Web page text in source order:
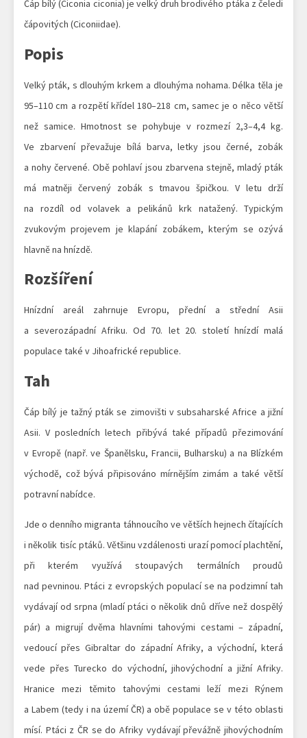
Čáp bílý (Ciconia ciconia) je velký druh brodivého ptáka z čeledi
čápovitých (Ciconiidae).
Popis
Velký pták, s dlouhým krkem a dlouhýma nohama. Délka těla je
95–110 cm a rozpětí křídel 180–218 cm, samec je o něco větší
než samice. Hmotnost se pohybuje v rozmezí 2,3–4,4 kg.
Ve zbarvení převažuje bílá barva, letky jsou černé, zobák
a nohy červené. Obě pohlaví jsou zbarvena stejně, mladý pták
má matněji červený zobák s tmavou špičkou. V letu drží
na rozdíl od volavek a pelikánů krk natažený. Typickým
zvukovým projevem je klapání zobákem, kterým se ozývá
hlavně na hnízdě.
Rozšíření
Hnízdní areál zahrnuje Evropu, přední a střední Asii
a severozápadní Afriku. Od 70. let 20. století hnízdí malá
populace také v Jihoafrické republice.
Tah
Čáp bílý je tažný pták se zimovišti v subsaharské Africe a jižní
Asii. V posledních letech přibývá také případů přezimování
v Evropě (např. ve Španělsku, Francii, Bulharsku) a na Blízkém
východě, což bývá připisováno mírnějším zimám a také větší
potravní nabídce.
Jde o denního migranta táhnoucího ve větších hejnech čítajících
i několik tisíc ptáků. Většinu vzdálenosti urazí pomocí plachtění,
při kterém využívá stoupavých termálních proudů
nad pevninou. Ptáci z evropských populací se na podzimní tah
vydávají od srpna (mladí ptáci o několik dnů dříve než dospělý
pár) a migrují dvěma hlavními tahovými cestami – západní,
vedoucí přes Gibraltar do západní Afriky, a východní, která
vede přes Turecko do východní, jihovýchodní a jižní Afriky.
Hranice mezi těmito tahovými cestami leží mezi Rýnem
a Labem (tedy i na území ČR) a obě populace se v této oblasti
mísí. Ptáci z ČR se do Afriky vydávají převážně jihovýchodním